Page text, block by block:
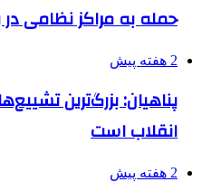
حمله به مراکز نظامی
2 هفته پیش
پناهیان: بزرگ‌ترین
انقلاب است
2 هفته پیش